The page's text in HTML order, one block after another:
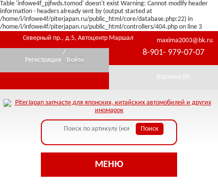
Table 'infowe4f_pjfwds.tomod' doesn't exist Warning: Cannot modify header
information - headers already sent by (output started at
/home/i/infowe4f/piterjapan.ru/public_html/core/database.php:22) in
/home/i/infowe4f/piterjapan.ru/public_html/controllers/404.php on line 3
Северный пр., д.5, Автоцентр Маршал
maxima2003@bk.ru
8-901- 979-07-07
Регистрация
/
Войти
Корзина (0)
МЕНЮ